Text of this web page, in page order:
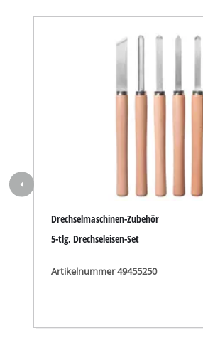
Drechselmaschinen-Zubehör
5-tlg. Drechseleisen-Set
Artikelnummer 49455250